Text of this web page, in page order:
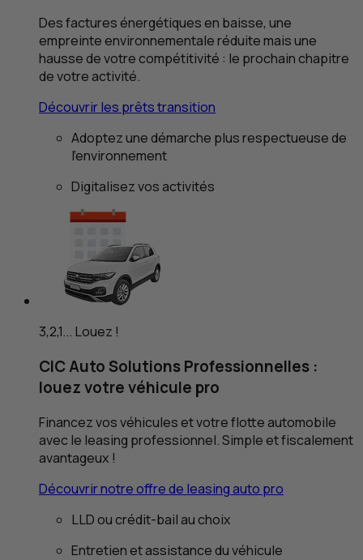
Des factures énergétiques en baisse, une
empreinte environnementale réduite mais une
hausse de votre compétitivité : le prochain chapitre
de votre activité.
Découvrir les prêts transition
Adoptez une démarche plus respectueuse de
l'environnement
Digitalisez vos activités
3,2,1... Louez !
CIC Auto Solutions Professionnelles :
louez votre véhicule pro
Financez vos véhicules et votre flotte automobile
avec le leasing professionnel. Simple et fiscalement
avantageux !
Découvrir notre offre de leasingauto pro
LLDou crédit-bail au choix
Entretien et assistance du véhicule